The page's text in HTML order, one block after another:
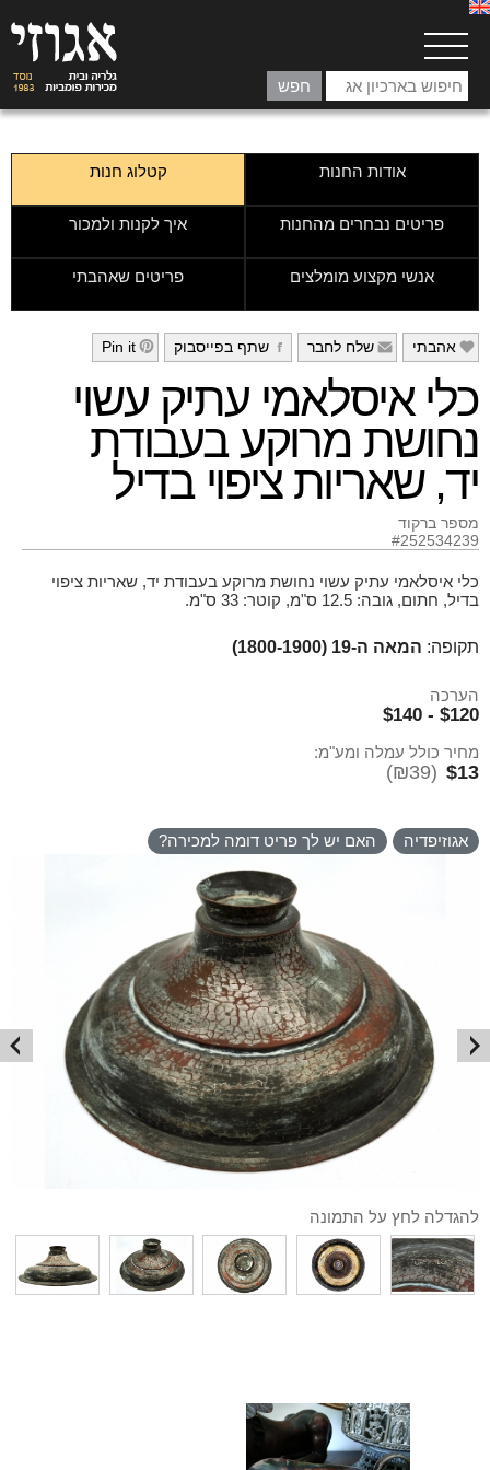
אודות החנות קטלוג חנות
פריטים נבחרים מהחנות איך לקנות ולמכור
אנשי מקצוע מומלצים פריטים שאהבתי
e אהבתי f שלח לחבר g שתף בפייסבוק h
Pin it
כלי איסלאמי עתיק עשוי
נחושת מרוקע בעבודת
יד, שאריות ציפוי בדיל
מספר ברקוד
#252534239
כלי איסלאמי עתיק עשוי נחושת מרוקע בעבודת יד, שאריות ציפוי
בדיל, חתום, גובה: 12.5 ס"מ, קוטר: 33 ס"מ.
תקופה: המאה ה-19 (1800-1900)
הערכה
$120 - $140
מחיר כולל עמלה ומע"מ:
$13
(₪39)
אגוזיפדיה האם יש לך פריט דומה למכירה?
להגדלה לחץ על התמונה